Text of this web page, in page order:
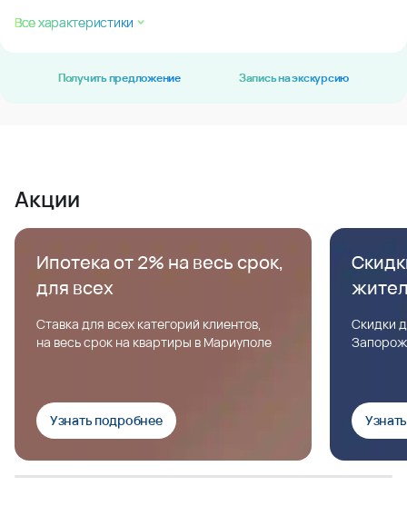
Все характеристики
Получить предложение Запись на экскурсию
Акции
Ипотека от 2% на весь срок,
для всех
Ставка для всех категорий клиентов,
на весь срок на квартиры в Мариуполе
Узнать подробнее
Скидки